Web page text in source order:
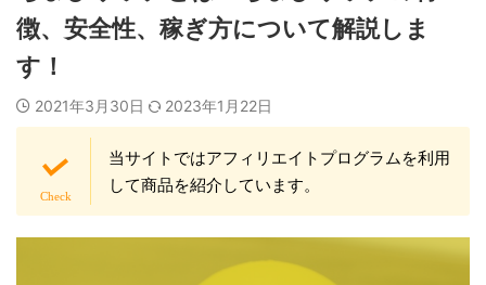
徴、安全性、稼ぎ方について解説しま
す！
2021年3月30日 2023年1月22日
当サイトではアフィリエイトプログラムを利用
して商品を紹介しています。